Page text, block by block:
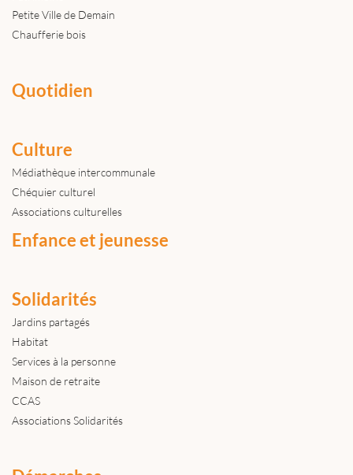
Petite Ville de Demain
Chaufferie bois
Quotidien
Culture
Médiathèque intercommunale
Chéquier culturel
Associations culturelles
Enfance et jeunesse
Solidarités
Jardins partagés
Habitat
Services à la personne
Maison de retraite
CCAS
Associations Solidarités